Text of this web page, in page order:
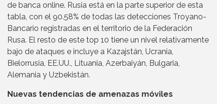
de banca online. Rusia está en la parte superior de esta
tabla, con el 90.58% de todas las detecciones Troyano-
Bancario registradas en el territorio de la Federación
Rusa. El resto de este top 10 tiene un nivel relativamente
bajo de ataques e incluye a Kazajstán, Ucrania,
Bielorrusia, EE.UU., Lituania, Azerbaiyán, Bulgaria,
Alemania y Uzbekistán.
Nuevas tendencias de amenazas móviles